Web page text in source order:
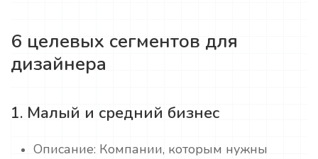
6 целевых сегментов для
дизайнера
1. Малый и средний бизнес
Описание: Компании, которым нужны